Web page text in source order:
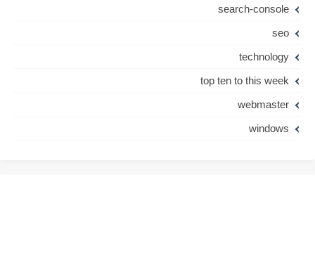
search-console
seo
technology
top ten to this week
webmaster
windows